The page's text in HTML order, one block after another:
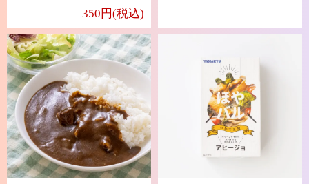
350円(税込)